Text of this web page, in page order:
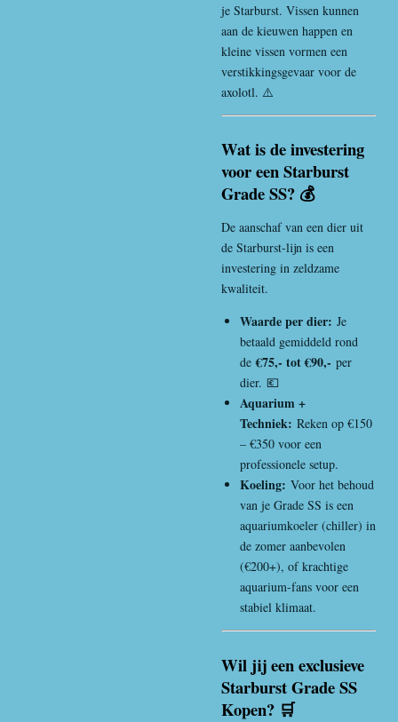
je Starburst. Vissen kunnen
aan de kieuwen happen en
kleine vissen vormen een
verstikkingsgevaar voor de
axolotl. ⚠️
Wat is de investering
voor een Starburst
Grade SS? 💰
De aanschaf van een dier uit
de Starburst-lijn is een
investering in zeldzame
kwaliteit.
Waarde per dier: Je
betaald gemiddeld rond
de€75,- tot €90,- per
dier. 💶
Aquarium +
Techniek: Reken op €150
– €350 voor een
professionele setup.
Koeling: Voor het behoud
van je Grade SS is een
aquariumkoeler (chiller) in
de zomer aanbevolen
(€200+), of krachtige
aquarium-fans voor een
stabiel klimaat.
Wil jij een exclusieve
Starburst Grade SS
Kopen? 🛒